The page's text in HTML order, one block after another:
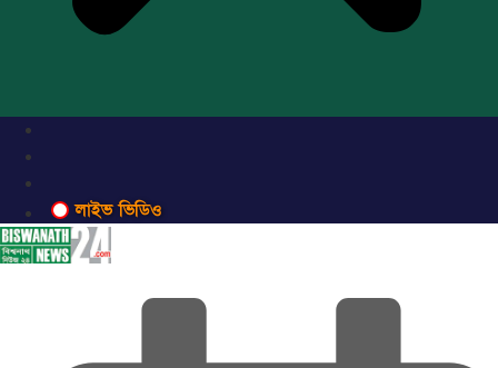
লাইভ ভিডিও